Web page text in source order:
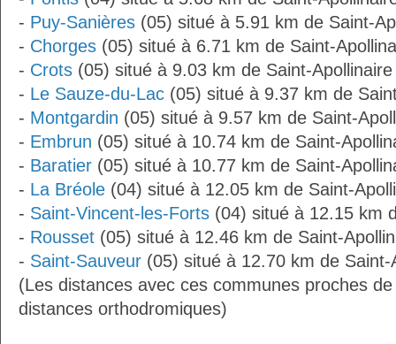
- Puy-Sanières (05) situé à 5.91 km de Saint-
- Chorges (05) situé à 6.71 km de Saint-
- Crots (05) situé à 9.03 km de Saint-Apollinaire
- Le Sauze-du-Lac (05) situé à 9.37 km de
- Montgardin (05) situé à 9.57 km de Saint-
- Embrun (05) situé à 10.74 km de Saint-
- Baratier (05) situé à 10.77 km de Saint-
- La Bréole (04) situé à 12.05 km de Saint-
- Saint-Vincent-les-Forts (04) situé à 12.15 km
- Rousset (05) situé à 12.46 km de Saint-
- Saint-Sauveur (05) situé à 12.70 km de Saint-
(Les distances avec ces communes proches
distances orthodromiques)